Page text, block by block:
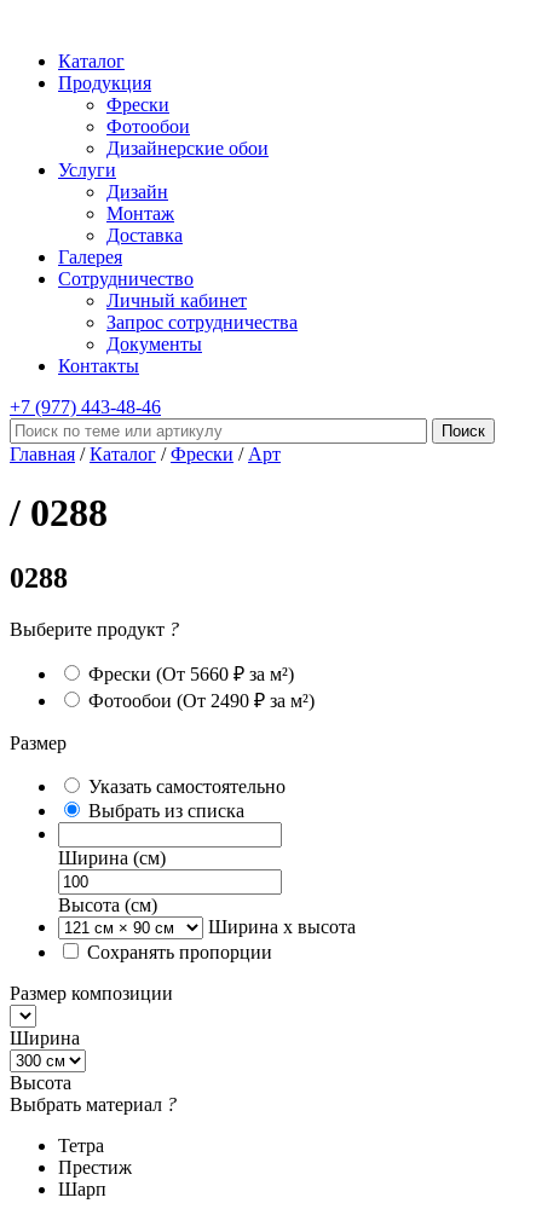
Каталог
Продукция
Фрески
Фотообои
Дизайнерские обои
Услуги
Дизайн
Монтаж
Доставка
Галерея
Сотрудничество
Личный кабинет
Запрос сотрудничества
Документы
Контакты
+7 (977) 443-48-46
Главная /Каталог /Фрески / Арт
/ 0288
0288
Выберите продукт ?
Фрески (От 5660 ₽ за м²)
Фотообои (От 2490 ₽ за м²)
Размер
Указать самостоятельно
Выбрать из списка
Ширина (см)
Высота (см)
Ширина х высота
Сохранять пропорции
Размер композиции
Ширина
Высота
Выбрать материал ?
Тетра
Престиж
Шарп